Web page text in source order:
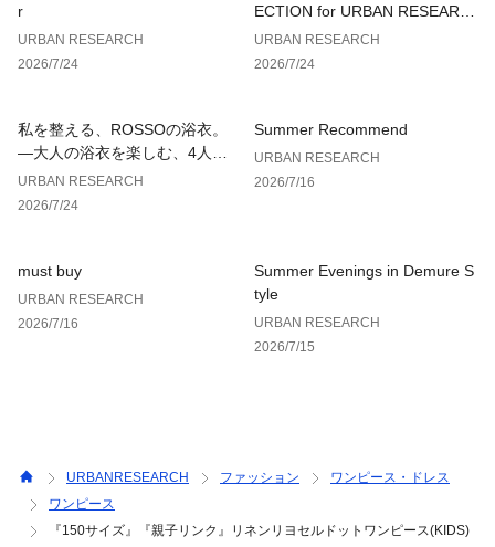
ます。あらかじめご了承ください。
[サイズ]
150＝145～155cm
※サイズは目安です。採寸表をご参照ください。
承ください。
※商品の色味の目安は、商品単体の画像をご参照ください。
素材感
透け感 : ややあり(NATURALのみ)
伸縮性 : なし
裏地 : なし
r
URBAN RESEARCH
2026/7/24
ECTION for URBAN RESEARC
H
URBAN RESEARCH
2026/7/24
私を整える、ROSSOの浴衣。
—大人の浴衣を楽しむ、4人のT
IPS—
URBAN RESEARCH
2026/7/24
Summer Recommend
URBAN RESEARCH
2026/7/16
must buy
URBAN RESEARCH
2026/7/16
Summer Evenings in Demure S
tyle
URBAN RESEARCH
2026/7/15
URBANRESEARCH ファッション
ワンピース・ドレス
ワンピース
『150サイズ』『親子リンク』リネンリヨセルドットワンピース(KIDS)